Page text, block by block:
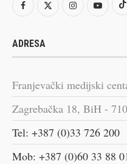
ADRESA
Franjevački medijski
Zagrebačka 18, BiH -
Tel: +387 (0)33 726 200
Mob: +387 (0)60 33 88